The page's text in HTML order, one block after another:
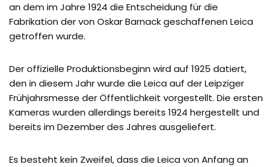
an dem im Jahre 1924 die Entscheidung für die
Fabrikation der von Oskar Barnack geschaffenen Leica
getroffen wurde.
Der offizielle Produktionsbeginn wird auf 1925 datiert,
den in diesem Jahr wurde die Leica auf der Leipziger
Frühjahrsmesse der Öffentlichkeit vorgestellt. Die ersten
Kameras wurden allerdings bereits 1924 hergestellt und
bereits im Dezember des Jahres ausgeliefert.
Es besteht kein Zweifel, dass die Leica von Anfang an